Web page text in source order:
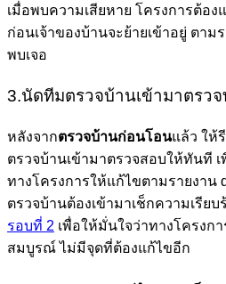
เมื่อพบความเสียหาย โครงการต้อ
ก่อนเจ้าของบ้านจะย้ายเข้าอยู่ ตาม
พบเจอ
3.นัดทีมตรวจบ้านเข้ามาตรว
หลังจากตรวจบ้านก่อนโอนแล้ว ให้
ตรวจบ้านเข้ามาตรวจสอบให้ทันที
ทางโครงการให้แก้ไขตามรายงาน
ตรวจบ้านต้องเข้ามาเช็กความเรีย
รอบที่ 2 เพื่อให้มั่นใจว่าทางโครงกา
สมบูรณ์ ไม่มีจุดที่ต้องแก้ไขอีก